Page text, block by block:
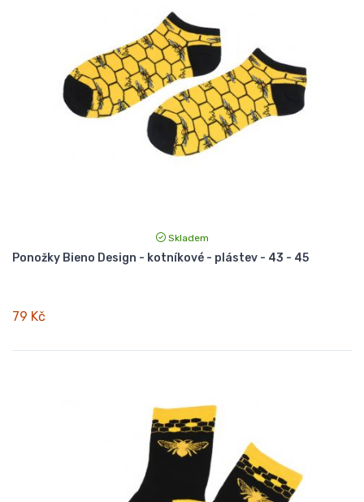
Skladem
Ponožky Bieno Design - kotníkové - plástev - 43 - 45
79 Kč